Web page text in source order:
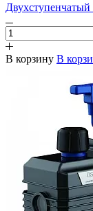
В корзину В